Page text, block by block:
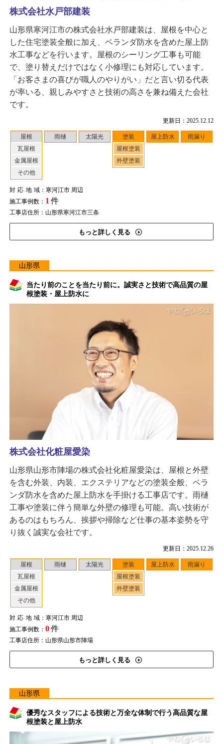
更新日：2025.12.12
屋根
瓦屋根
金属屋根
その他
雨樋 太陽光
塗装
屋根塗装
外壁塗装
屋上防水 雨漏り
対応地域：寒河江市 周辺
施工事例数： 1 件
工事店住所：山形県寒河江市三条
もっと詳しく見る
株式会社水戸部建装
山形県寒河江市の株式会社水戸部建装は、屋根を中心と
した住宅塗装全般に加え、ベランダ防水を含めた屋上防
水工事などを行います。屋根のシーリング工事も可能
で、塗り替えだけではなく小修理にも対応しています。
「お客さまの喜びが職人のやりがい」だと言い切る代表
が率いる、親しみやすさと技術の高さを兼ね備えた会社
です。
山形県
当たり前のことを当たり前に。誠実さと技術で高品質の屋
根塗装・屋上防水に
更新日：2025.12.26
屋根
瓦屋根
金属屋根
その他
雨樋 太陽光
塗装
屋根塗装
外壁塗装
屋上防水 雨漏り
対応地域：寒河江市 周辺
施工事例数： 0件
工事店住所：山形県山形市陣場
もっと詳しく見る
株式会社化粧屋愛染
山形県山形市陣場の株式会社化粧屋愛染は、屋根と外壁
を含む外装、内装、エクステリアなどの塗装全般、ベラ
ンダ防水を含めた屋上防水を手掛ける工事店です。雨樋
工事や塗装に伴う簡単な外壁の修理も可能。高い技術が
あるのはもちろん、挨拶や掃除など仕事の基本姿勢を守
り抜く誠実な会社です。
山形県
優秀なスタッフによる技術と万全な体制で行う高品質な屋
根塗装と屋上防水